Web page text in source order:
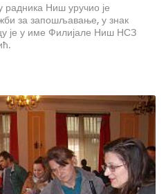
радника Ниш уручио је
за запошљавање, у знак
је у име Филијале Ниш НСЗ